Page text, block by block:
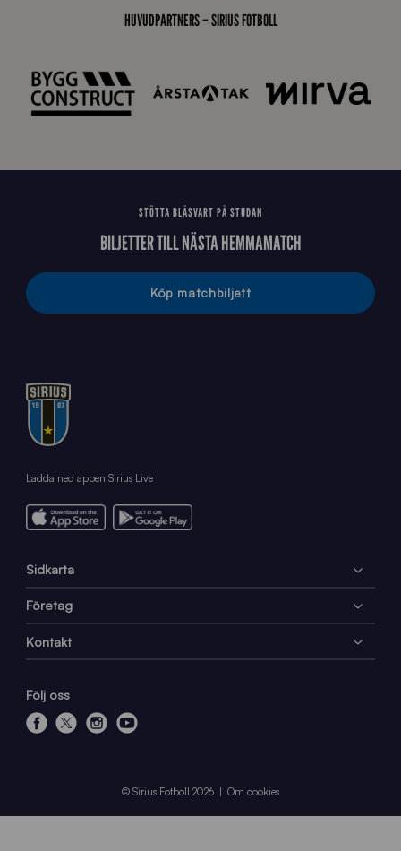
2
0
2
HUVUDPARTNERS – SIRIUS FOTBOLL
STÖTTA BLÅSVART PÅ STUDAN
BILJETTER TILL NÄSTA HEMMAMATCH
Köp matchbiljett
Ladda ned appen Sirius Live
Sidkarta
Företag
Kontakt
Följ oss
f
x
i
y
t
© Sirius Fotboll 2026 Om cookies